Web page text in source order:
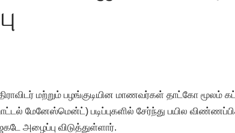
மற்றும் பழங்குடியின மாணவர்கள் தாட்கோ மூலம்
மேனேஸ்மென்ட்) படிப்புகளில் சேர்ந்து பயில
அழைப்பு விடுத்துள்ளார்.